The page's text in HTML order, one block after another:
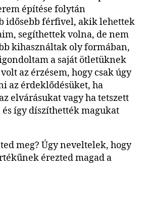
építése folytán
idősebb férfivel, akik lehettek
segíthettek volna, de nem
kihasználtak oly formában,
a saját ötletüknek
az érzésem, hogy csak úgy
az érdeklődésüket, ha
elvárásukat vagy ha tetszett
így díszíthették magukat
meg? Úgy neveltelek, hogy
érezted magad a